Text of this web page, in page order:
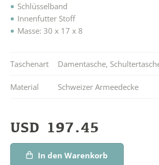
Schlüsselband
Innenfutter Stoff
Masse: 30 x 17 x 8
Taschenart Damentasche,
Material Schweizer Armeedecke
USD 197.45
In den Warenkorb